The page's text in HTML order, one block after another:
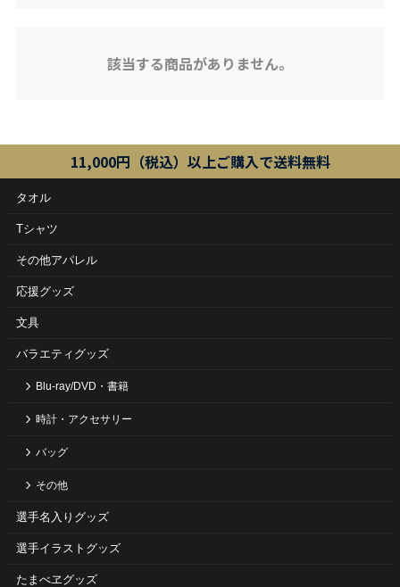
該当する商品がありません。
11,000円（税込）以上ご購入で送料無料
タオル
Tシャツ
その他アパレル
応援グッズ
文具
バラエティグッズ
Blu-ray/DVD・書籍
時計・アクセサリー
バッグ
その他
選手名入りグッズ
選手イラストグッズ
たまべヱグッズ